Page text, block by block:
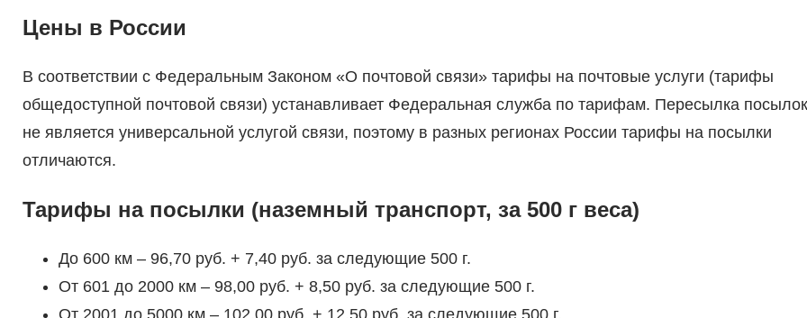
Цены в России
В соответствии с Федеральным Законом «О почтовой связи» тарифы на почтовые услуги (тарифы
общедоступной почтовой связи) устанавливает Федеральная служба по тарифам. Пересылка посылок
не является универсальной услугой связи, поэтому в разных регионах России тарифы на посылки
отличаются.
Тарифы на посылки (наземный транспорт, за 500 г веса)
До 600 км – 96,70 руб. + 7,40 руб. за следующие 500 г.
От 601 до 2000 км – 98,00 руб. + 8,50 руб. за следующие 500 г.